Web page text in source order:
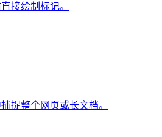
接绘制标记。
捉整个网页或长文档。